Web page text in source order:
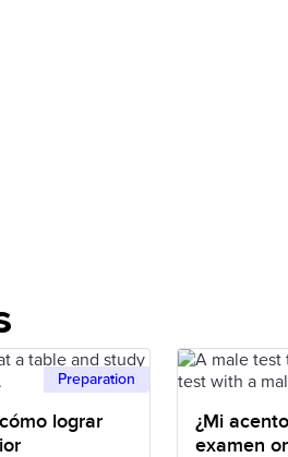
Preparation
lograr
¿Mi
examen